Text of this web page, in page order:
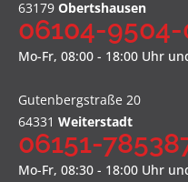
63179 Obertshausen
06104-9504-
Mo-Fr, 08:00 - 18:00 Uhr
Gutenbergstraße 20
64331 Weiterstadt
06151-
Mo-Fr, 08:30 - 18:00 Uhr